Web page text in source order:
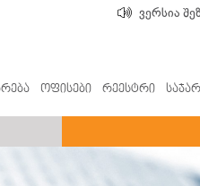
ვერსია
ოფისები რეესტრი